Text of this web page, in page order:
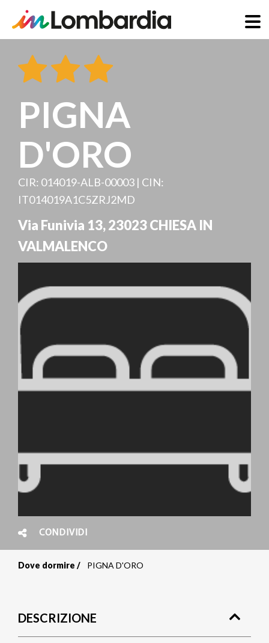
contenuto
PIGNA
D'ORO
CIR: 014019-ALB-00003 | CIN:
IT014019A1C5ZRJ2MD
Via Funivia 13,23023CHIESA IN
VALMALENCO
CONDIVIDI
pane
Dove dormire PIGNA D'ORO
DESCRIZIONE